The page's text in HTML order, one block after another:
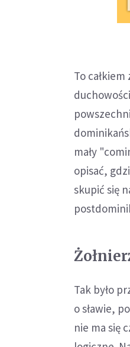
To
mały
opisać,
skupić się
Tak było
o sławie,
nie ma się